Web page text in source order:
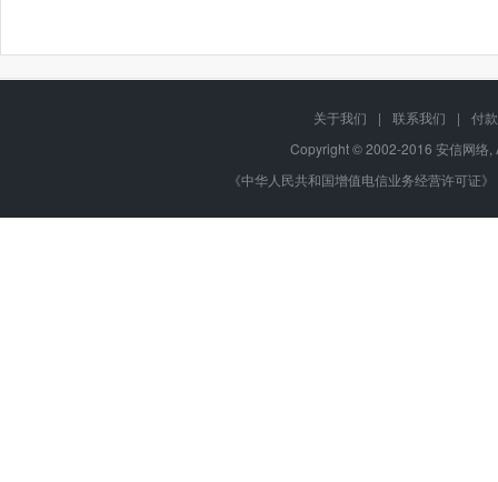
关于我们 | 联系我们 |
付
Copyright © 2002-2016 安信网
《中华人民共和国增值电信业务经营许可